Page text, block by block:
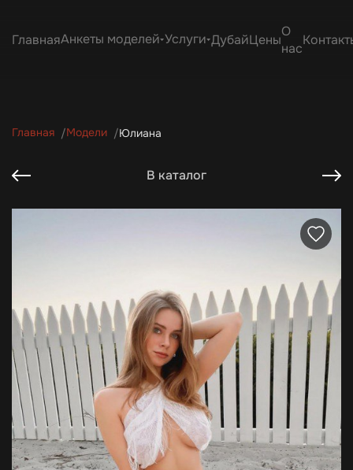
ГлавнаяАнкеты моделей Услуги ДубайЦены
О
нас
Главная Модели Юлиана
В каталог